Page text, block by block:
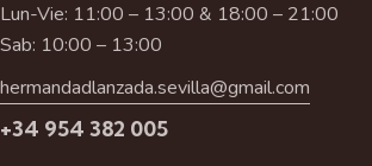
Lun-Vie: 11:00 – 13:00 & 18:00 – 21:00
Sab: 10:00 – 13:00
hermandadlanzada.sevilla@gmail.com
+34 954 382 005